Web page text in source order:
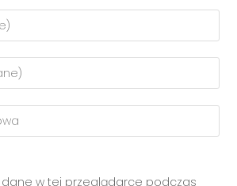
w tej przeglądarce podczas